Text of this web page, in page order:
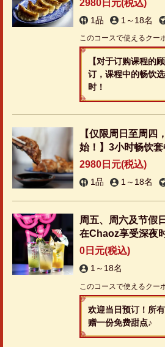
2980日元(税込)
1品 1～18名
このコースで使えるクー
【对于订购课程的
订，课程中的畅饮
时！
【仅限周日至周四
始！】3小时畅饮
量饺子：2980日元
2980日元(税込)
1品 1～18名
周五、周六及节假
在Chaoz享受深夜
0日元(税込)
1～18名
このコースで使えるクー
欢迎当日预订！所
赠一份免费甜点♪
この店舗情報をシ
套餐 | 餃子酒場ちゃおず
千葉県柏市柏３丁目６-３０
https://gyouzasakaba-chaoz.owst.jp/